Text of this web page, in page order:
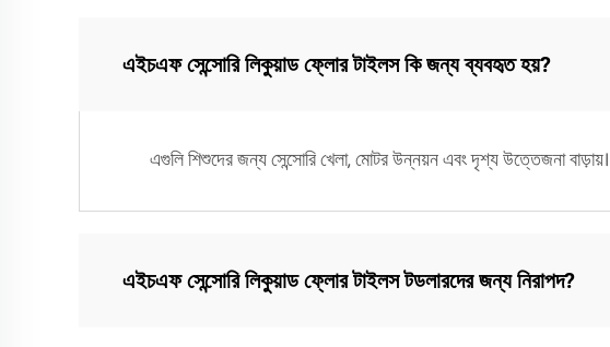
এইচএফ সেন্সোরি লিকুয়াড ফ্লোর টাইলস কি জন্য ব্যবহৃত হয়?
এগুলি শিশুদের জন্য সেন্সোরি খেলা, মোটর উন্নয়ন এবং দৃশ্য উত্তেজনা বাড়ায়।
এইচএফ সেন্সোরি লিকুয়াড ফ্লোর টাইলস টডলারদের জন্য নিরাপদ?